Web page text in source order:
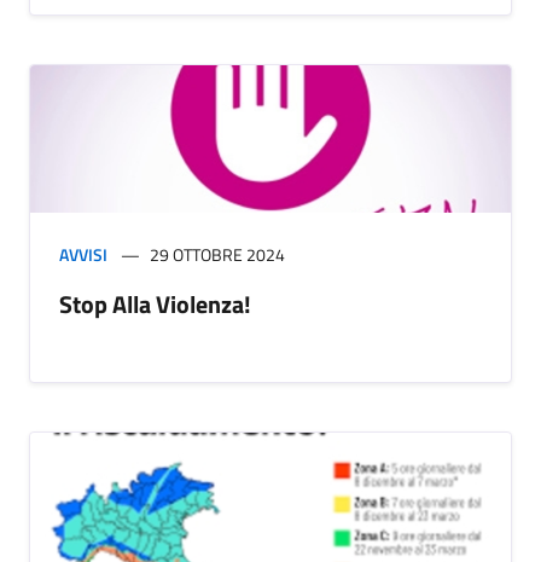
AVVISI 29 OTTOBRE 2024
Stop Alla Violenza!